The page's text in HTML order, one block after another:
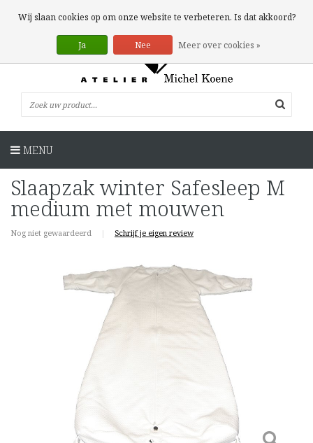
0 Artikelen
MENU
Slaapzak winter Safesleep M
medium met mouwen
Nog niet gewaardeerd | Schrijf je eigen review
Wij slaan cookies op om onze website te verbeteren. Is dat akkoord?
Ja Nee Meer over cookies »